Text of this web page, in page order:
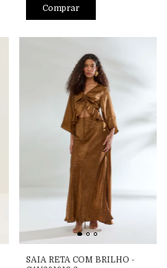
Comprar
SAIA RETA COM BRILHO -